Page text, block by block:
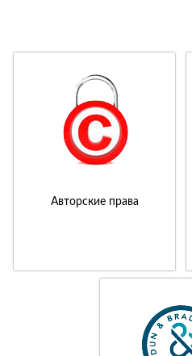
Авторские права